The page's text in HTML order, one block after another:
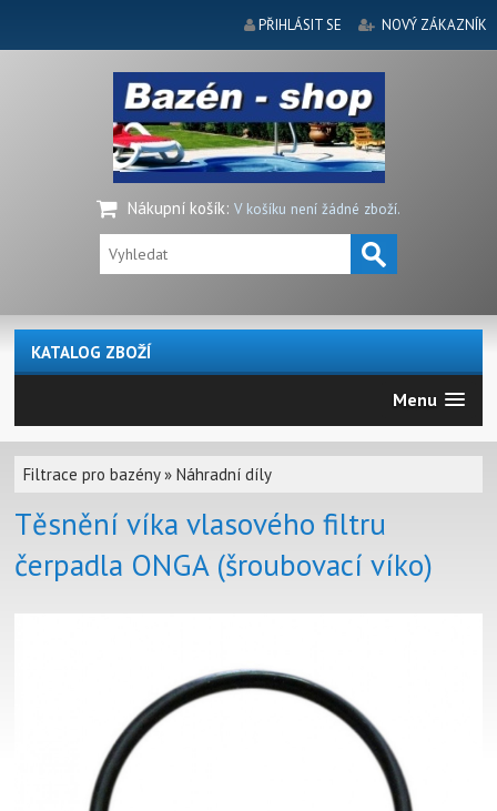
PŘIHLÁSIT SE NOVÝ ZÁKAZNÍK
Nákupní košík: V košíku není žádné zboží.
KATALOG ZBOŽÍ
Menu
Filtrace pro bazény»Náhradní díly
Těsnění víka vlasového filtru
čerpadla ONGA (šroubovací víko)